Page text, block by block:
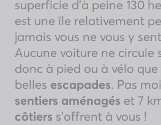
superficie d’à peine 130
est une île relativement
jamais vous ne vous y
Aucune voiture ne circule
donc à pied ou à vélo
belles escapades. Pas
sentiers aménagés et 7
côtiers s’offrent à vous !